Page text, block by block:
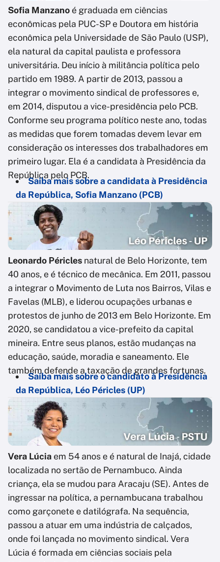
Sofia Manzano é graduada em ciências
econômicas pela PUC-SP e Doutora em história
econômica pela Universidade de São Paulo (USP),
ela natural da capital paulista e professora
universitária. Deu início à militância política pelo
partido em 1989. A partir de 2013, passou a
integrar o movimento sindical de professores e,
em 2014, disputou a vice-presidência pelo PCB.
Conforme seu programa político neste ano, todas
as medidas que forem tomadas devem levar em
consideração os interesses dos trabalhadores em
primeiro lugar. Ela é a candidata à Presidência da
República pelo PCB.
Saiba mais sobre a candidata à Presidência
da República, Sofia Manzano (PCB)
Leonardo Péricles natural de Belo Horizonte, tem
40 anos, e é técnico de mecânica. Em 2011, passou
a integrar o Movimento de Luta nos Bairros, Vilas e
Favelas (MLB), e liderou ocupações urbanas e
protestos de junho de 2013 em Belo Horizonte. Em
2020, se candidatou a vice-prefeito da capital
mineira. Entre seus planos, estão mudanças na
educação, saúde, moradia e saneamento. Ele
também defende a taxação de grandes fortunas.
Saiba mais sobre o candidato à Presidência
da República, Léo Péricles (UP)
Vera Lúcia em 54 anos e é natural de Inajá, cidade
localizada no sertão de Pernambuco. Ainda
criança, ela se mudou para Aracaju (SE). Antes de
ingressar na política, a pernambucana trabalhou
como garçonete e datilógrafa. Na sequência,
passou a atuar em uma indústria de calçados,
onde foi lançada no movimento sindical. Vera
Lúcia é formada em ciências sociais pela